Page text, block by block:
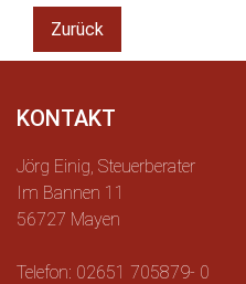
Zurück
KONTAKT
Jörg Einig, Steuerberater
Im Bannen 11
56727 Mayen
Telefon: 02651 705879- 0